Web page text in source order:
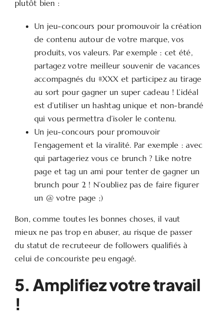
plutôt bien :
Un jeu-concours pour promouvoir la création
de contenu autour de votre marque, vos
produits, vos valeurs. Par exemple : cet été,
partagez votre meilleur souvenir de vacances
accompagnés du #XXX et participez au tirage
au sort pour gagner un super cadeau ! L’idéal
est d’utiliser un hashtag unique et non-brandé
qui vous permettra d’isoler le contenu.
Un jeu-concours pour promouvoir
l’engagement et la viralité. Par exemple : avec
qui partageriez vous ce brunch ? Like notre
page et tag un ami pour tenter de gagner un
brunch pour 2 ! N’oubliez pas de faire figurer
un @ votre page ;)
Bon, comme toutes les bonnes choses, il vaut
mieux ne pas trop en abuser, au risque de passer
du statut de recruteeur de followers qualifiés à
celui de concouriste peu engagé.
5. Amplifiez votre travail
!